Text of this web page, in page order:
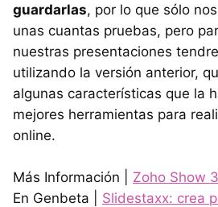
guardarlas, por lo que sólo
unas cuantas pruebas, pero
nuestras presentaciones
utilizando la versión anterior,
algunas características que la
mejores herramientas para
online.
Más Información | Zoho Show
En Genbeta | Slidestaxx: crea